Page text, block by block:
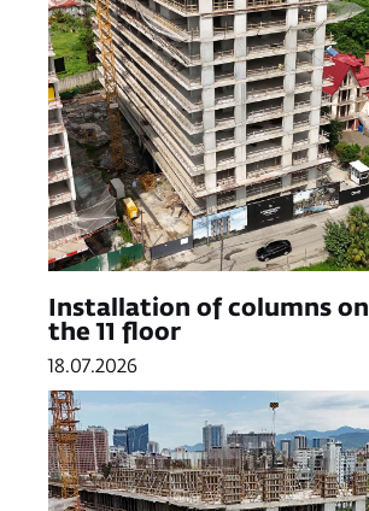
Installation of columns on
the 11 floor
18.07.2026